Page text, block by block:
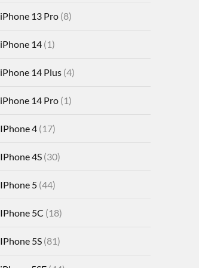
iPhone 13 Pro(8)
iPhone 14(1)
iPhone 14 Plus(4)
iPhone 14 Pro(1)
IPhone 4(17)
IPhone 4S(30)
IPhone 5(44)
IPhone 5C (18)
IPhone 5S(81)